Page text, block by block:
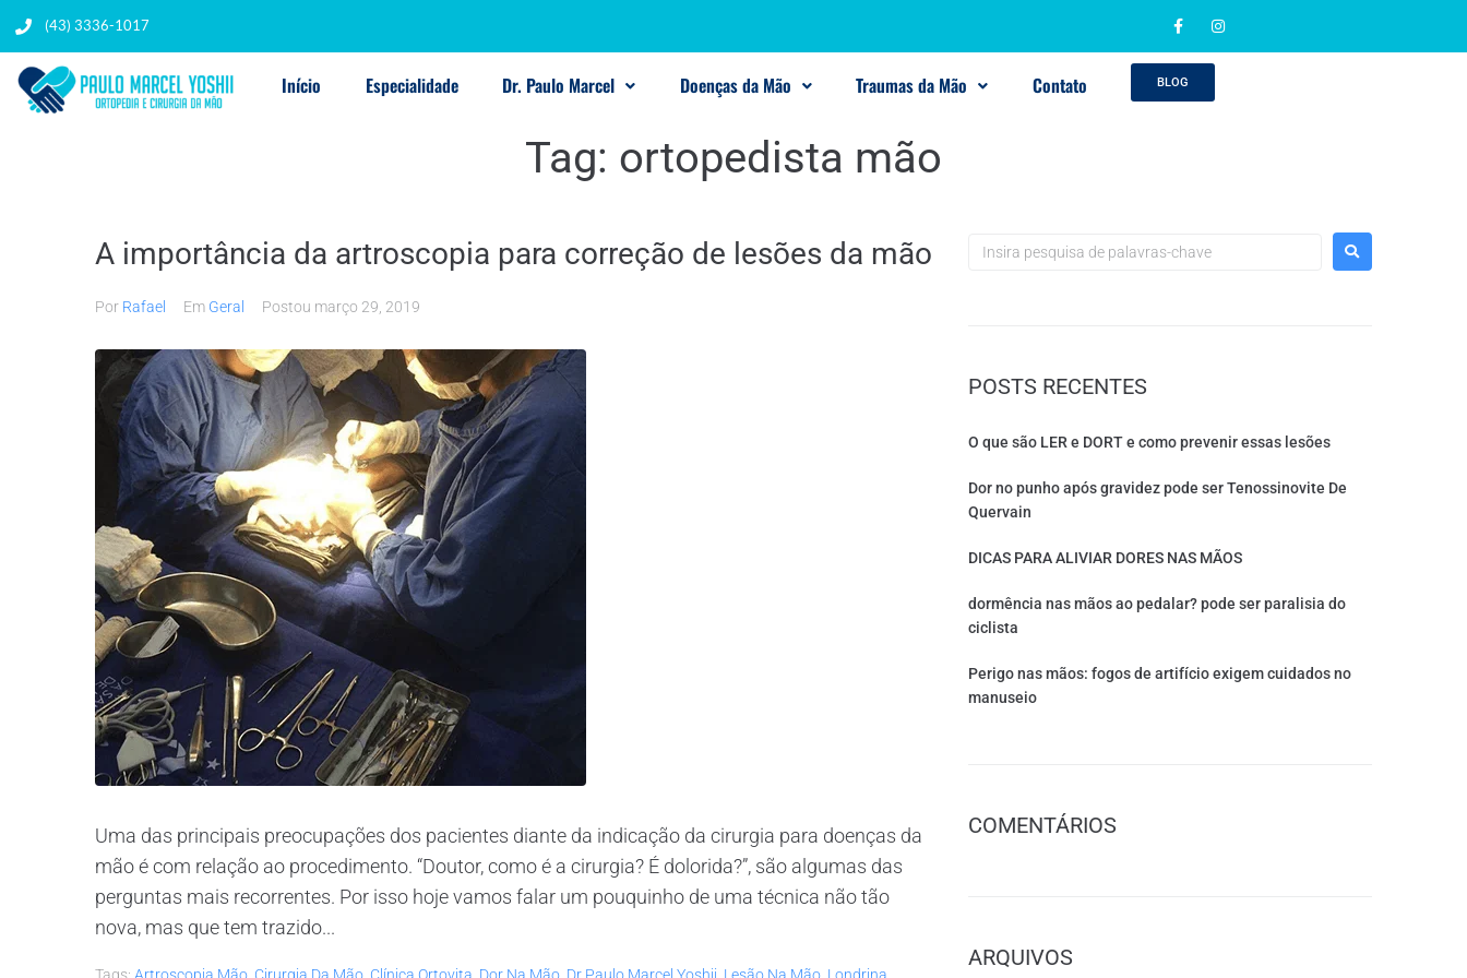
(43) 3336-1017
Início Especialidade Dr. Paulo Marcel Doenças da Mão Traumas da Mão Contato BLOG
Tag: ortopedista mão
A importância da artroscopia para correção de lesões da mão
Por Rafael Em Geral Postou março 29, 2019
Uma das principais preocupações dos pacientes diante da indicação da cirurgia para doenças da
mão é com relação ao procedimento. “Doutor, como é a cirurgia? É dolorida?”, são algumas das
perguntas mais recorrentes. Por isso hoje vamos falar um pouquinho de uma técnica não tão
nova, mas que tem trazido...
POSTS RECENTES
O que são LER e DORT e como prevenir essas lesões
Dor no punho após gravidez pode ser Tenossinovite De
Quervain
DICAS PARA ALIVIAR DORES NAS MÃOS
dormência nas mãos ao pedalar? pode ser paralisia do
ciclista
Perigo nas mãos: fogos de artifício exigem cuidados no
manuseio
COMENTÁRIOS
ARQUIVOS